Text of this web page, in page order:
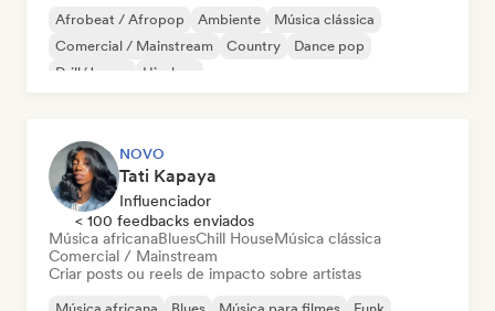
Afrobeat / Afropop Ambiente
Música clássica
Comercial / Mainstream
Country
Dance pop
Drill/Jersey
Hip-hop
NOVO
Tati Kapaya
Influenciador
< 100 feedbacks enviados
Música africanaBluesChill HouseMúsica clássica
Comercial / Mainstream
Criar posts ou reels de impacto sobre artistas